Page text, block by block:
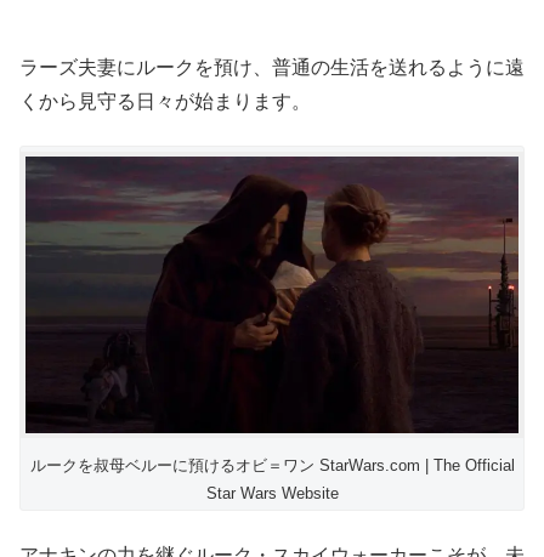
ラーズ夫妻にルークを預け、普通の生活を送れるように遠
くから見守る日々が始まります。
ルークを叔母ベルーに預けるオビ＝ワン StarWars.com | The Official
Star Wars Website